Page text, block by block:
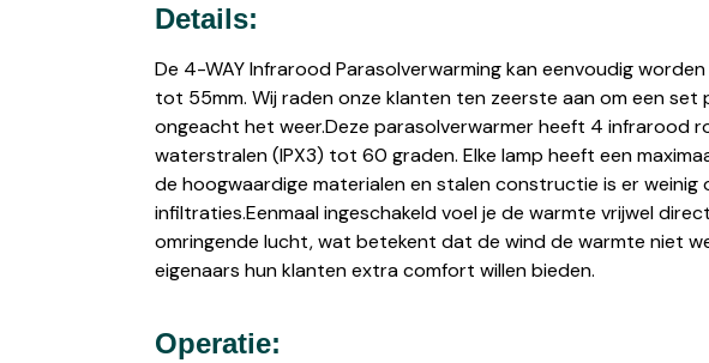
Details:
De 4-WAY Infrarood Parasolverwarming kan eenvoudig
tot 55mm. Wij raden onze klanten ten zeerste aan om een
ongeacht het weer.Deze parasolverwarmer heeft 4 infrarood
waterstralen (IPX3) tot 60 graden. Elke lamp heeft een
de hoogwaardige materialen en stalen constructie is er
infiltraties.Eenmaal ingeschakeld voel je de warmte vrijwel
omringende lucht, wat betekent dat de wind de warmte niet
eigenaars hun klanten extra comfort willen bieden.
Operatie: